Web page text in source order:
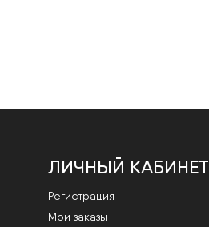
ЛИЧНЫЙ КАБИНЕТ
Регистрация
Мои заказы